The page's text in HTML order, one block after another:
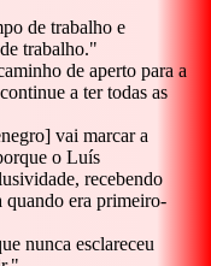
de trabalho e
trabalho."
de aperto para a
a ter todas as
vai marcar a
o Luís
recebendo
quando era primeiro-
nunca esclareceu